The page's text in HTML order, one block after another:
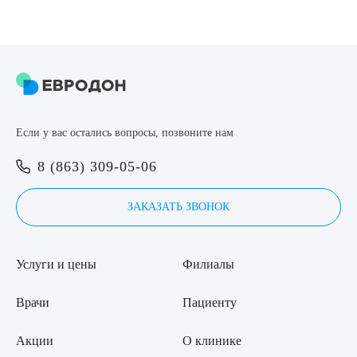
Если у вас остались вопросы, позвоните нам
8 (863) 309-05-06
ЗАКАЗАТЬ ЗВОНОК
Услуги и цены
Врачи
Акции
Филиалы
Пациенту
О клинике
ОТПРАВИТЬ
Я даю согласие на обработку персональных данных
Выберите сопутствующую услугу
ПОДТВЕРДИТЬ